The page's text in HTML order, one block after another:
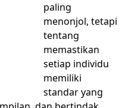
paling
menonjol, tetapi
tentang
memastikan
setiap individu
memiliki
standar yang